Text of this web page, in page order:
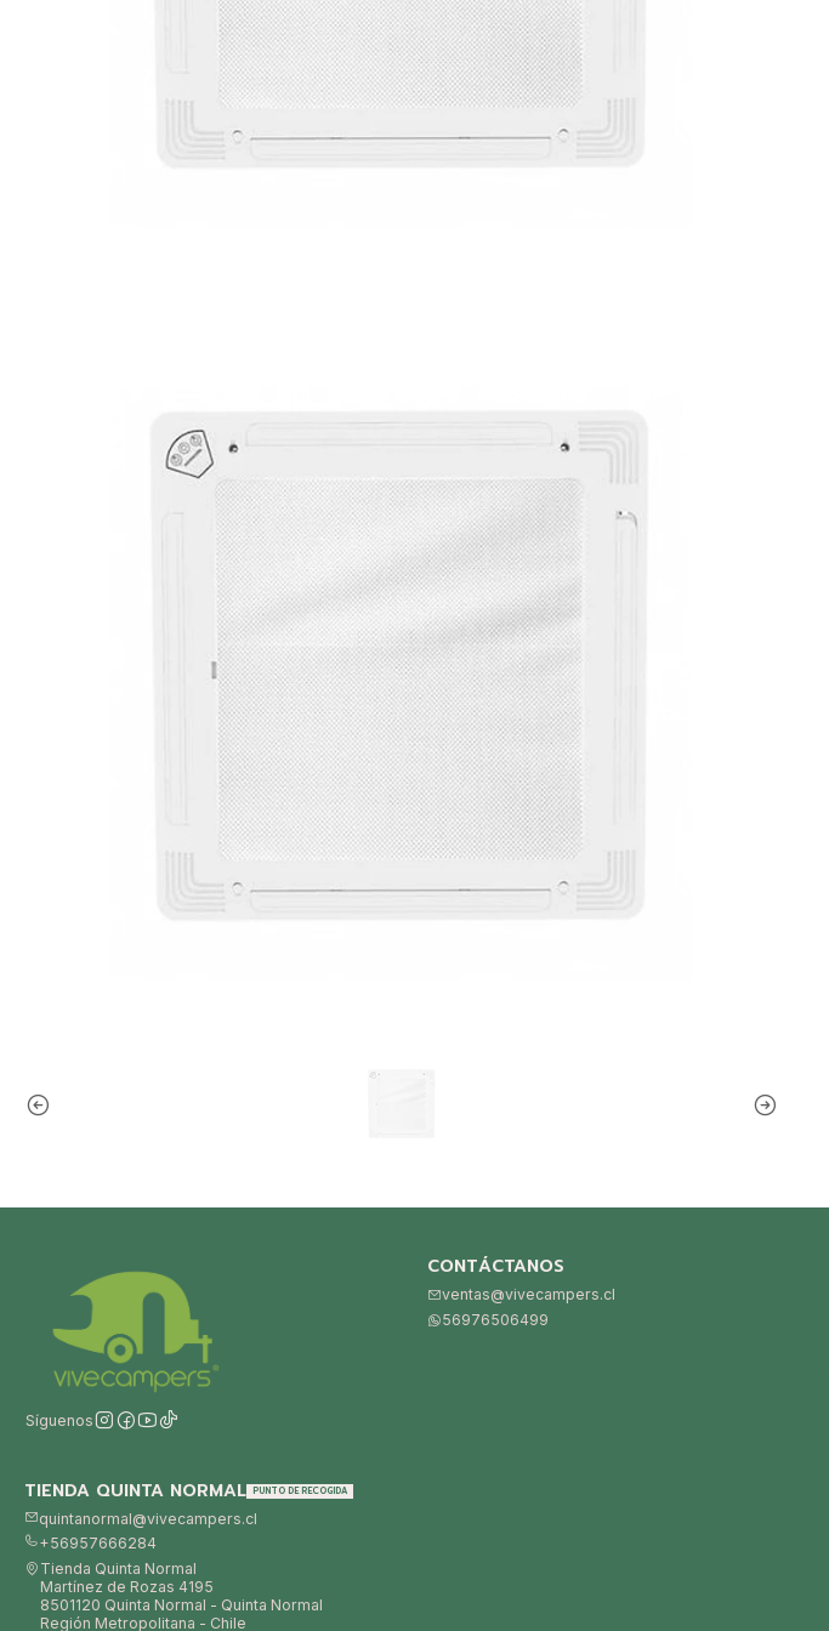
Síguenos
CONTÁCTANOS
ventas@vivecampers.cl
56976506499
TIENDA QUINTA NORMAL PUNTO DE RECOGIDA
quintanormal@vivecampers.cl
+56957666284
Tienda Quinta Normal
Martínez de Rozas 4195
8501120 Quinta Normal - Quinta Normal
Región Metropolitana - Chile